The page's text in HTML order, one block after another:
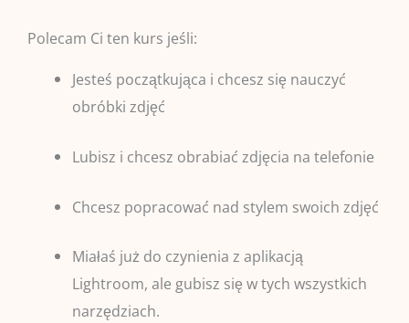
Polecam Ci ten kurs jeśli:
Jesteś początkująca i chcesz się nauczyć
obróbki zdjęć
Lubisz i chcesz obrabiać zdjęcia na telefonie
Chcesz popracować nad stylem swoich zdjęć
Miałaś już do czynienia z aplikacją
Lightroom, ale gubisz się w tych wszystkich
narzędziach.